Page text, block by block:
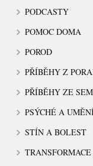
PODCASTY
POMOC DOMA
POROD
PŘÍBĚHY Z
PŘÍBĚHY ZE
PSÝCHÉ A
STÍN A BOLEST